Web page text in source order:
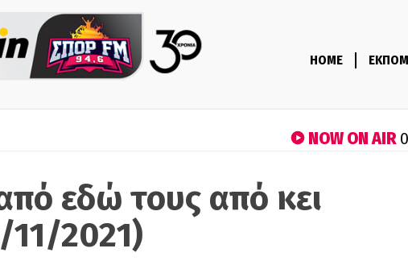
HOME
NOW ON AIR
εδώ τους από κει
11/2021)